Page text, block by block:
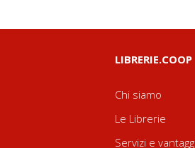
LIBRERIE.COOP
Chi siamo
Le Librerie
Servizi e vantaggi